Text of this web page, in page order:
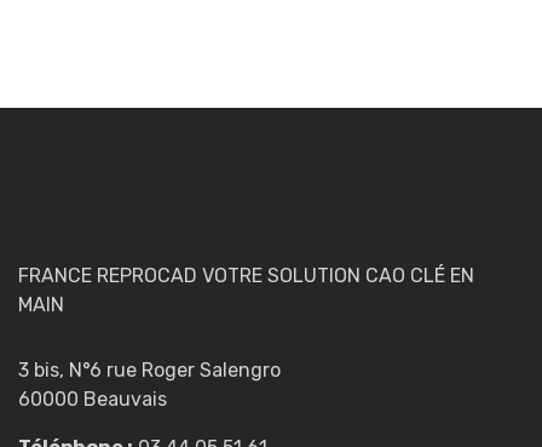
FRANCE REPROCAD VOTRE SOLUTION CAO CLÉ EN
MAIN
3 bis, N°6 rue Roger Salengro
60000 Beauvais